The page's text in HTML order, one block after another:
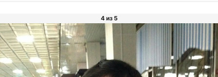
4 из 5